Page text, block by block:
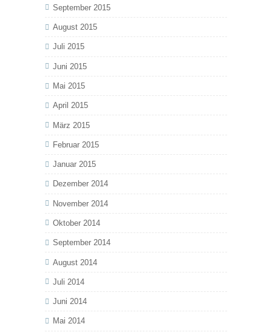
September 2015
August 2015
Juli 2015
Juni 2015
Mai 2015
April 2015
März 2015
Februar 2015
Januar 2015
Dezember 2014
November 2014
Oktober 2014
September 2014
August 2014
Juli 2014
Juni 2014
Mai 2014